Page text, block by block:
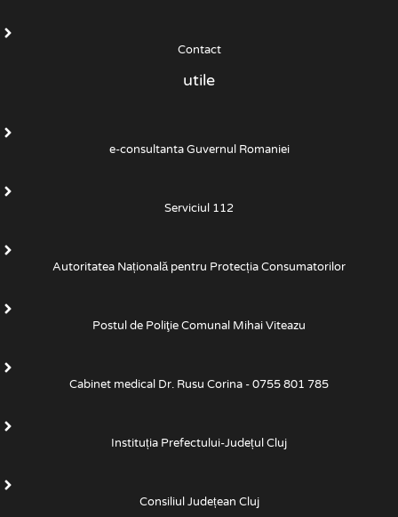
Contact
utile
e-consultanta Guvernul Romaniei
Serviciul 112
Autoritatea Națională pentru Protecția Consumatorilor
Postul de Poliţie Comunal Mihai Viteazu
Cabinet medical Dr. Rusu Corina - 0755 801 785
Instituția Prefectului-Județul Cluj
Consiliul Județean Cluj